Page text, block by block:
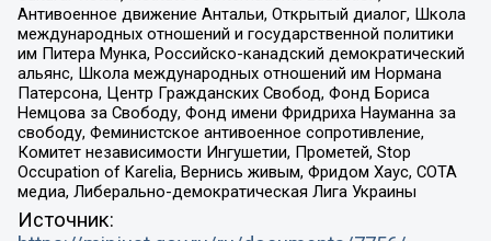
Антивоенное движение Антальи, Открытый диалог, Школа
международных отношений и государственной политики
им Питера Мунка, Российско-канадский демократический
альянс, Школа международных отношений им Нормана
Патерсона, Центр Гражданских Свобод, Фонд Бориса
Немцова за Свободу, Фонд имени Фридриха Науманна за
свободу, Феминистское антивоенное сопротивление,
Комитет независимости Ингушетии, Прометей, Stop
Occupation of Karelia, Вернись живым, Фридом Хаус, СОТА
медиа, Либерально-демократическая Лига Украины
Источник: